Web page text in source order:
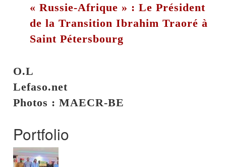
« Russie-Afrique » : Le Président
de la Transition Ibrahim Traoré à
Saint Pétersbourg
O.L
Lefaso.net
Photos : MAECR-BE
Portfolio